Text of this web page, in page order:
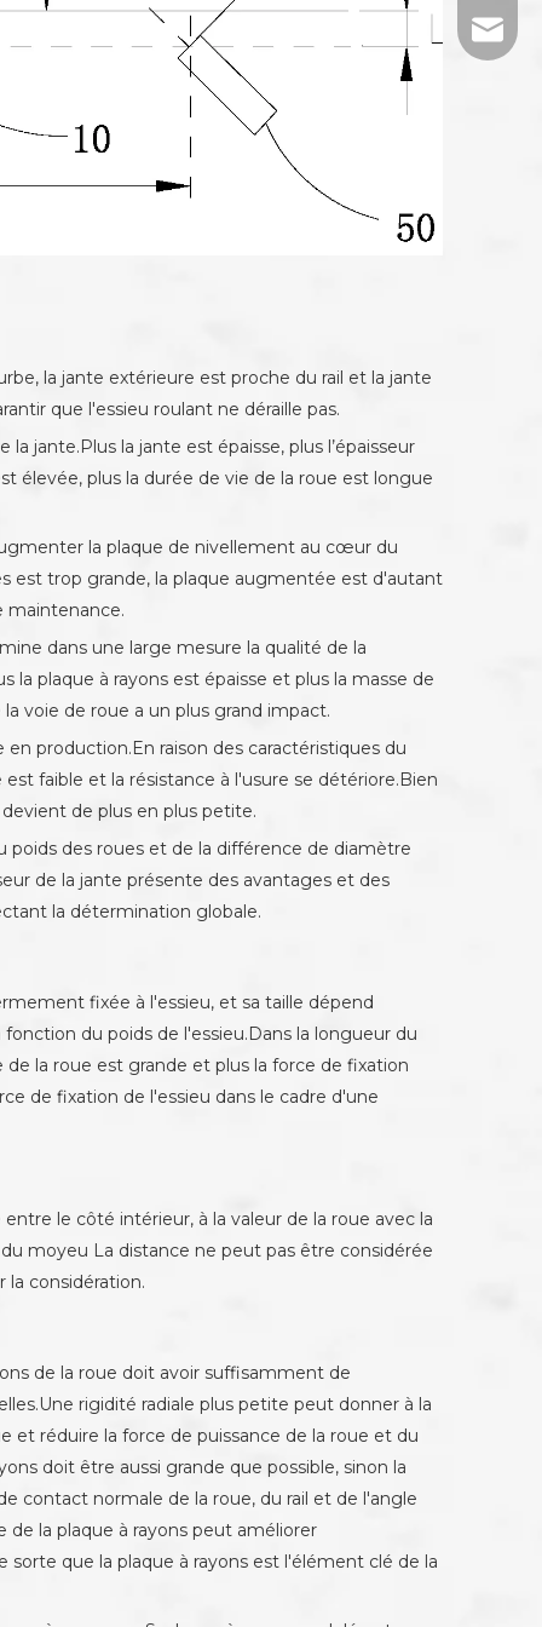
la jante extérieure est proche du rail et la jante
que l'essieu roulant ne déraille pas.
jante.Plus la jante est épaisse, plus l’épaisseur
élevée, plus la durée de vie de la roue est longue
la plaque de nivellement au cœur du
est trop grande, la plaque augmentée est d'autant
maintenance.
dans une large mesure la qualité de la
la plaque à rayons est épaisse et plus la masse de
voie de roue a un plus grand impact.
production.En raison des caractéristiques du
faible et la résistance à l'usure se détériore.Bien
de plus en plus petite.
poids des roues et de la différence de diamètre
de la jante présente des avantages et des
la détermination globale.
fixée à l'essieu, et sa taille dépend
du poids de l'essieu.Dans la longueur du
la roue est grande et plus la force de fixation
de fixation de l'essieu dans le cadre d'une
le côté intérieur, à la valeur de la roue avec la
moyeu La distance ne peut pas être considérée
la considération.
de la roue doit avoir suffisamment de
rigidité radiale plus petite peut donner à la
et réduire la force de puissance de la roue et du
doit être aussi grande que possible, sinon la
contact normale de la roue, du rail et de l'angle
la plaque à rayons peut améliorer
que la plaque à rayons est l'élément clé de la
tj-